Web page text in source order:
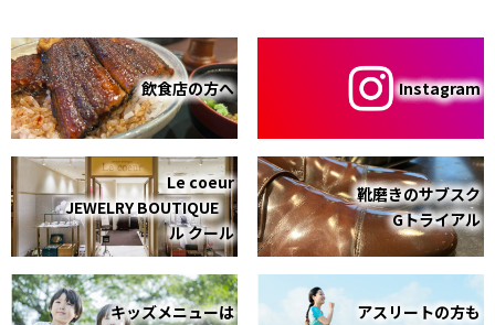
飲食店の方へ Instagram
Le coeur
JEWELRY BOUTIQUE
ル クール
靴磨きのサブスク
Gトライアル
キッズメニューは
アスリートの方も